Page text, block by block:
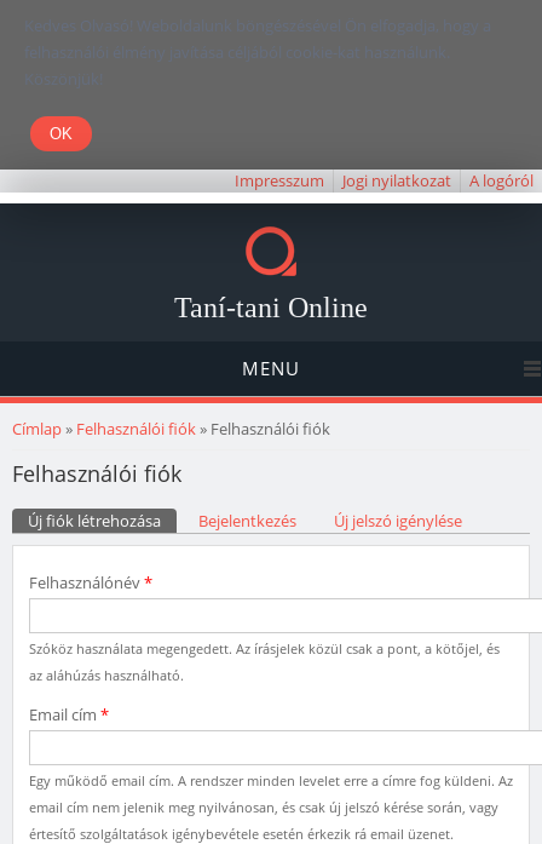
Kedves Olvasó! Weboldalunk böngészésével Ön elfogadja, hogy a
felhasználói élmény javítása céljából cookie-kat használunk.
Köszönjük!
Impresszum Jogi nyilatkozat A logóról
Taní-tani Online
MENU
Jelenlegi hely
Címlap» Felhasználói fiók» Felhasználói fiók
Felhasználói fiók
Elsődleges fülek
Új fiók létrehozása (aktív fül)Bejelentkezés Új jelszó igénylése
Felhasználónév*
Szóköz használata megengedett. Az írásjelek közül csak a pont, a kötőjel, és
az aláhúzás használható.
Email cím *
Egy működő email cím. A rendszer minden levelet erre a címre fog küldeni. Az
email cím nem jelenik meg nyilvánosan, és csak új jelszó kérése során, vagy
értesítő szolgáltatások igénybevétele esetén érkezik rá email üzenet.